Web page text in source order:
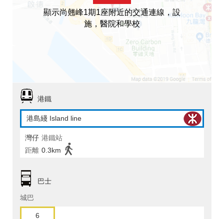
顯示尚翹峰1期1座附近的交通連線，設
施，醫院和學校
港鐵
港島綫 Island line
灣仔 港鐵站
距離 0.3km
巴士
城巴
6